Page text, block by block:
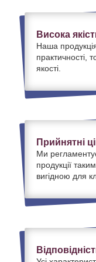
Висока
Наша
практичності,
якості.
Прийнятні
Ми
продукції
вигідною для